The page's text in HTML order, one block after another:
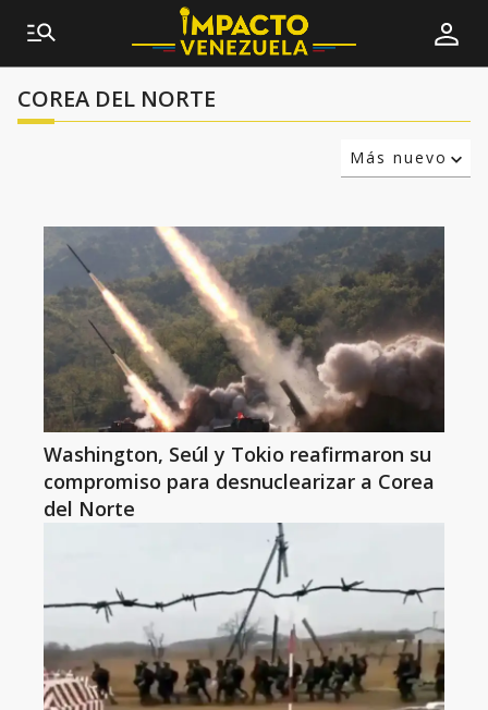
COREA DEL NORTE
Más nuevo
Washington, Seúl y Tokio reafirmaron su
compromiso para desnuclearizar a Corea
del Norte